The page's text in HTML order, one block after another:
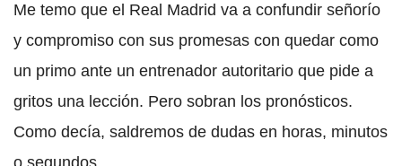
Me temo que el Real Madrid va a confundir señorío
y compromiso con sus promesas con quedar como
un primo ante un entrenador autoritario que pide a
gritos una lección. Pero sobran los pronósticos.
Como decía, saldremos de dudas en horas, minutos